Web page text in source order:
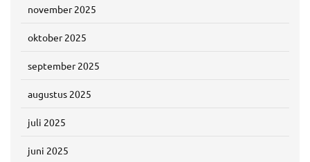
november 2025
oktober 2025
september 2025
augustus 2025
juli 2025
juni 2025